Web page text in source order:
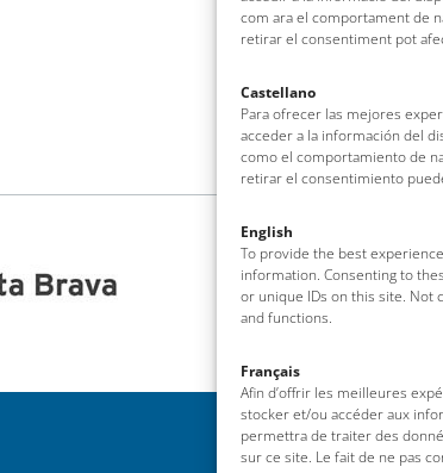
com ara el comportament de
retirar el consentiment pot
Castellano
Para ofrecer las mejores
acceder a la información del
como el comportamiento de
retirar el consentimiento
English
To provide the best
information. Consenting to
or unique IDs on this site. Not
and functions.
Français
Afin d’offrir les meilleures
stocker et/ou accéder aux
permettra de traiter des
sur ce site. Le fait de ne pas